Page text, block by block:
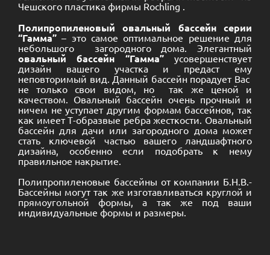
Чешского пластика фирмы Rochling .
Полипропиленовый овальный бассейн серии
“Гамма” – это самое оптимальное решение для
небольшого загородного дома. Элегантный
овальный бассейн “Гамма”усовершенствует
дизайн вашего участка и предаст ему
неповторимый вид. Данный бассейн порадует Вас
не только свои видом, но так же ценой и
качеством. Овальный бассейн очень прочный и
ничем не уступает другим формам бассейнов, так
как имеет Т-образвые ребра жесткости. Овальный
бассейн для дачи или загородного дома может
стать ключевой частью вашего ландшафтного
дизайна, особенно если подобрать к нему
правильное накрытие
Полипропиленовые бассейны от компании Б.Н.В.-
Бассейны могут так же изготавливаться круглой и
прямоугольной формы, а так же под ваши
индивидуальные формы и размеры.